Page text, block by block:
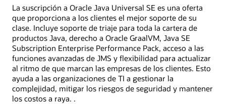
La suscripción a Oracle Java Universal SE es una oferta
que proporciona a los clientes el mejor soporte de su
clase. Incluye soporte de triaje para toda la cartera de
productos Java, derecho a Oracle GraalVM, Java SE
Subscription Enterprise Performance Pack, acceso a las
funciones avanzadas de JMS y flexibilidad para actualizar
al ritmo de que marcan las empresas de los clientes. Esto
ayuda a las organizaciones de TI a gestionar la
complejidad, mitigar los riesgos de seguridad y mantener
los costos a raya. .